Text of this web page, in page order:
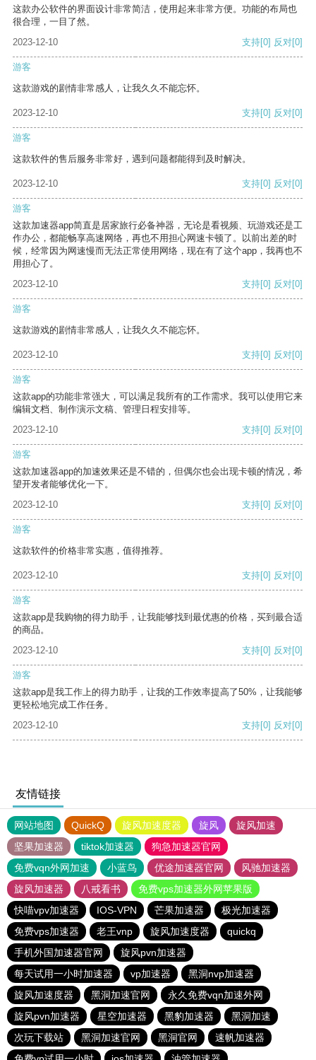
这款办公软件的界面设计非常简洁，使用起来非常方便。功能的布局也
很合理，一目了然。
2023-12-10
支持[0] 反对[0]
游客
这款游戏的剧情非常感人，让我久久不能忘怀。
2023-12-10 支持[0] 反对[0]
游客
这款软件的售后服务非常好，遇到问题都能得到及时解决。
2023-12-10 支持[0] 反对[0]
游客
这款加速器app简直是居家旅行必备神器，无论是看视频、玩游戏还是工
作办公，都能畅享高速网络，再也不用担心网速卡顿了。以前出差的时
候，经常因为网速慢而无法正常使用网络，现在有了这个app，我再也不
用担心了。
2023-12-10
支持[0] 反对[0]
游客
这款游戏的剧情非常感人，让我久久不能忘怀。
2023-12-10 支持[0] 反对[0]
游客
这款app的功能非常强大，可以满足我所有的工作需求。我可以使用它来
编辑文档、制作演示文稿、管理日程安排等。
2023-12-10
支持[0] 反对[0]
游客
这款加速器app的加速效果还是不错的，但偶尔也会出现卡顿的情况，希
望开发者能够优化一下。
2023-12-10
支持[0] 反对[0]
游客
这款软件的价格非常实惠，值得推荐。
2023-12-10 支持[0] 反对[0]
游客
这款app是我购物的得力助手，让我能够找到最优惠的价格，买到最合适
的商品。
2023-12-10
支持[0] 反对[0]
游客
这款app是我工作上的得力助手，让我的工作效率提高了50%，让我能够
更轻松地完成工作任务。
2023-12-10
支持[0] 反对[0]
友情链接
网站地图 QuickQ 旋风加速度器 旋风
旋风加速
坚果加速器
tiktok加速器
狗急加速器官网
免费vqn外网加速
小蓝鸟 优途加速器官网
风驰加速器
旋风加速器
八戒看书
免费vps加速器外网苹果版
快喵vpv加速器
IOS-VPN 芒果加速器
极光加速器
免费vps加速器
老王vnp 旋风加速度器
quickq
手机外国加速器官网
旋风pvn加速器
每天试用一小时加速器
vp加速器
黑洞nvp加速器
旋风加速度器
黑洞加速官网
永久免费vqn加速外网
旋风pvn加速器
星空加速器 黑豹加速器
黑洞加速
次玩下载站
黑洞加速官网 黑洞官网
速帆加速器